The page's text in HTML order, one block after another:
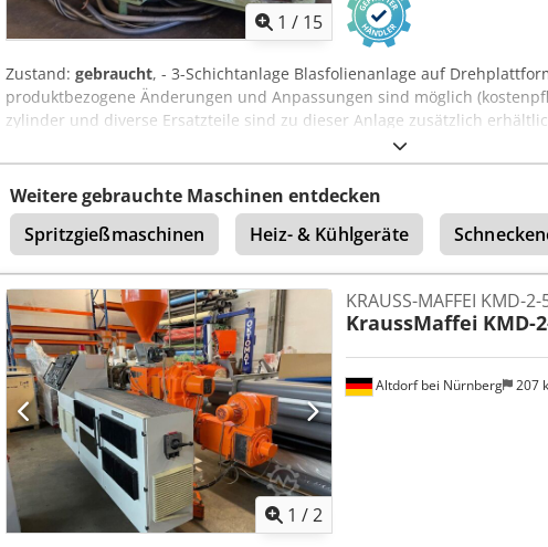
1 / 15
Zustand: gebraucht, - 3-Schichtanlage Blasfolienanlage auf
produktbezogene Änderungen und Anpassungen sind möglich
zylinder und diverse Ersatzteile sind zu dieser Anlage zusätzlich
Lieferzeit: nach Absprache Zahlungsbedingung: 100% vor Übernahme
Weitere gebrauchte Maschinen entdecken
Spritzgießmaschinen
Heiz- & Kühlgeräte
1 /2
Altdorf bei Nürnberg 207
KRAUSS-MAFFEI KMD-2-
KraussMaffei KMD-